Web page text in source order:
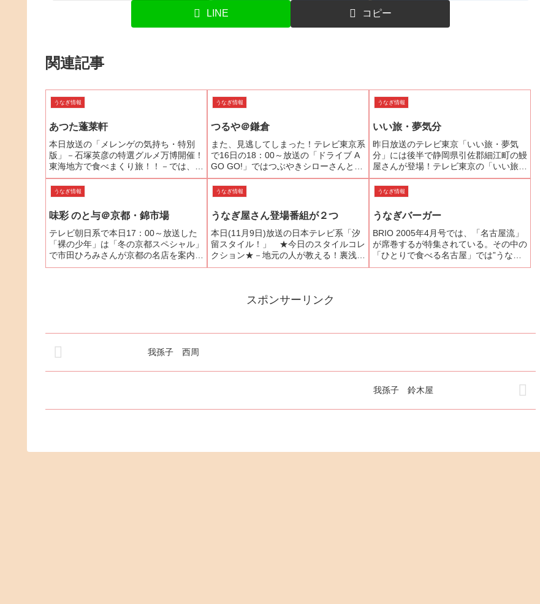
LINE コピー
関連記事
うなぎ情報
あつた蓬莱軒
本日放送の「メレンゲの気持ち・特別
版」－石塚英彦の特選グルメ万博開催！
東海地方で食べまくり旅！！－では、我
らが石ちゃんがアンパンマンの声でご存
知の女優・戸田恵子さんと名古屋で鰻と
いえば、お約束の「あつた蓬莱軒」でひ
つまぶしを堪能したようです...
うなぎ情報
つるや＠鎌倉
また、見逃してしまった！テレビ東京系
で16日の18：00～放送の「ドライブ A
GO GO!」ではつぶやきシローさんと遠
藤久美子ちゃんが鎌倉に住んでいた文豪
や女優が愛したうなぎ屋さん「つるや」
さんに行ったらしい。ご覧になった方、
コメント下さ...
うなぎ情報
いい旅・夢気分
昨日放送のテレビ東京「いい旅・夢気
分」には後半で静岡県引佐郡細江町の鰻
屋さんが登場！テレビ東京の「いい旅・
夢気分」のHPでチェックしたところ電
話番号が遠鉄タクシーの番号に 屋号の
方もあいまいなのでテレビ東京に問い合
わせました。返事が来たらご...
うなぎ情報
味彩 のと与＠京都・錦市場
テレビ朝日系で本日17：00～放送した
「裸の少年」は「冬の京都スペシャル」
で市田ひろみさんが京都の名店を案内し
た。京都の台所「錦市場」で創業明治
うなぎ情報
うなぎ屋さん登場番組が２つ
本日(11月9日)放送の日本テレビ系「汐
留スタイル！」 ★今日のスタイルコレ
クション★－地元の人が教える！裏浅草
グルメマップ－にはまたまた「前川」が
コーナー「小さな小さ...
うなぎ情報
うなぎバーガー
BRIO 2005年4月号では、「名古屋流」
が席巻するが特集されている。その中の
「ひとりで食べる名古屋」では”うなぎ
バーガー”が紹介されていた。
スポンサーリンク
我孫子 西周
我孫子 鈴木屋